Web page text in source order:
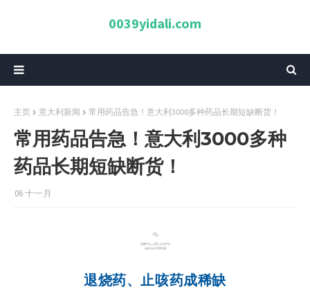
0039yidali.com
主页 意大利新闻 常用药品告急！意大利3000多种药品长期短缺断货！
常用药品告急！意大利3000多种
药品长期短缺断货！
06 十一月
01
退烧药、止咳药成稀缺